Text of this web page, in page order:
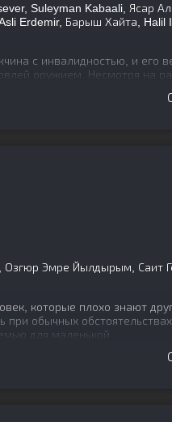
Suleyman Kabaali, Ясар
Erdemir, Барыш Хайта, Halil
с инвалидностью, и его
оружием. Несмотря на
и предприимчивость.
Эмре Йылдырым, Саит
которые плохо знают
при обычных
для маленькой